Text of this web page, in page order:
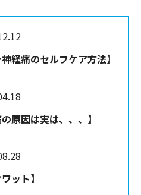
神経痛のセルフケア方法】
の原因は実は、、、】
ット】